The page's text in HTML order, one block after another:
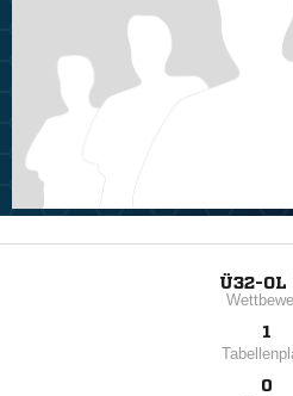
Ü32-OL
1
0